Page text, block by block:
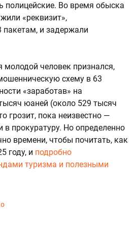
полицейские. Во время обыска
«реквизит»,
и задержали
молодой человек признался,
схему в 63
«заработав» на
юаней (около 529 тысяч
грозит, пока неизвестно —
в прокуратуру. Но определенно
времени, чтобы почитать, как
году, и подробно
туризма и полезными